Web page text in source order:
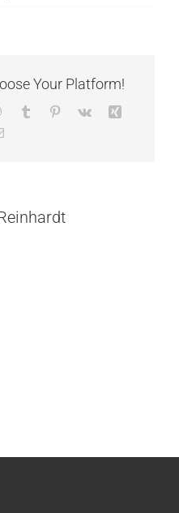
Your Platform!
WhatsApp
Tumblr Pinterest
Vk
Xing
Email